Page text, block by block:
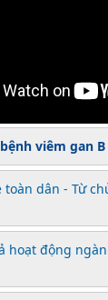
viêm gan
toàn dân - Từ
hoạt động